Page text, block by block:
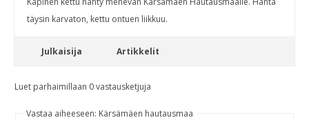
täysin karvaton, kettu ontuen liikkuu.
Julkaisija Artikkelit
Luet parhaimillaan 0 vastausketjuja
Vastaa aiheeseen: Kärsämäen hautausmaa